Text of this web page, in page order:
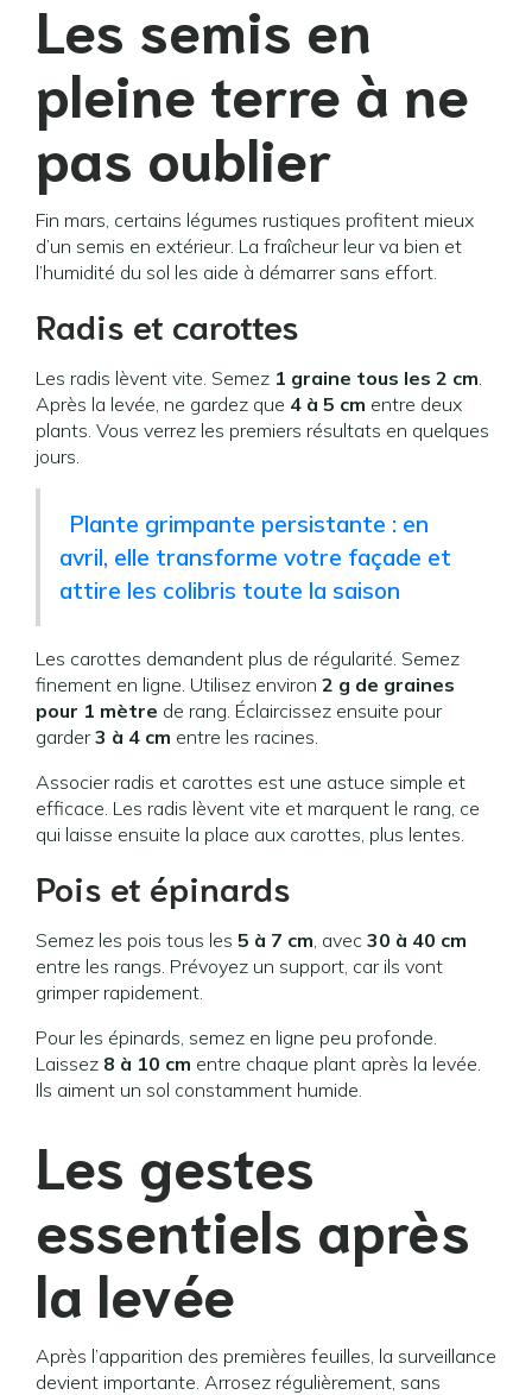
Les semis en
pleine terre à ne
pas oublier
Fin mars, certains légumes rustiques profitent mieux
d’un semis en extérieur. La fraîcheur leur va bien et
l’humidité du sol les aide à démarrer sans effort.
Radis et carottes
Les radis lèvent vite. Semez 1 graine tous les 2 cm.
Après la levée, ne gardez que 4 à 5 cm entre deux
plants. Vous verrez les premiers résultats en quelques
jours.
Plante grimpante persistante : en
avril, elle transforme votre façade et
attire les colibris toute la saison
Les carottes demandent plus de régularité. Semez
finement en ligne. Utilisez environ 2 g de graines
pour 1 mètre de rang. Éclaircissez ensuite pour
garder3 à 4 cm entre les racines.
Associer radis et carottes est une astuce simple et
efficace. Les radis lèvent vite et marquent le rang, ce
qui laisse ensuite la place aux carottes, plus lentes.
Pois et épinards
Semez les pois tous les 5 à 7 cm, avec 30 à 40 cm
entre les rangs. Prévoyez un support, car ils vont
grimper rapidement.
Pour les épinards, semez en ligne peu profonde.
Laissez 8 à 10 cm entre chaque plant après la levée.
Ils aiment un sol constamment humide.
Les gestes
essentiels après
la levée
Après l’apparition des premières feuilles, la surveillance
devient importante. Arrosez régulièrement, sans